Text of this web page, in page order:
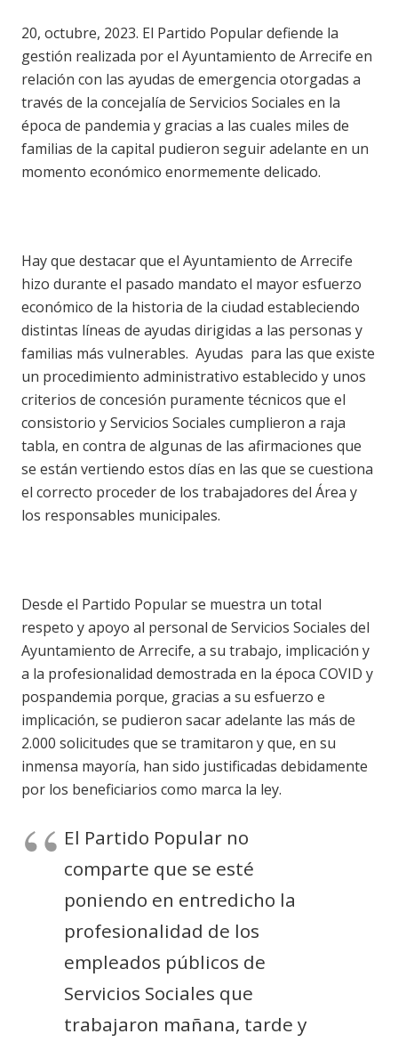
20, octubre, 2023. El Partido Popular defiende la
gestión realizada por el Ayuntamiento de Arrecife en
relación con las ayudas de emergencia otorgadas a
través de la concejalía de Servicios Sociales en la
época de pandemia y gracias a las cuales miles de
familias de la capital pudieron seguir adelante en un
momento económico enormemente delicado.
Hay que destacar que el Ayuntamiento de Arrecife
hizo durante el pasado mandato el mayor esfuerzo
económico de la historia de la ciudad estableciendo
distintas líneas de ayudas dirigidas a las personas y
familias más vulnerables. Ayudas para las que existe
un procedimiento administrativo establecido y unos
criterios de concesión puramente técnicos que el
consistorio y Servicios Sociales cumplieron a raja
tabla, en contra de algunas de las afirmaciones que
se están vertiendo estos días en las que se cuestiona
el correcto proceder de los trabajadores del Área y
los responsables municipales.
Desde el Partido Popular se muestra un total
respeto y apoyo al personal de Servicios Sociales del
Ayuntamiento de Arrecife, a su trabajo, implicación y
a la profesionalidad demostrada en la época COVID y
pospandemia porque, gracias a su esfuerzo e
implicación, se pudieron sacar adelante las más de
2.000 solicitudes que se tramitaron y que, en su
inmensa mayoría, han sido justificadas debidamente
por los beneficiarios como marca la ley.
El Partido Popular no
comparte que se esté
poniendo en entredicho la
profesionalidad de los
empleados públicos de
Servicios Sociales que
trabajaron mañana, tarde y